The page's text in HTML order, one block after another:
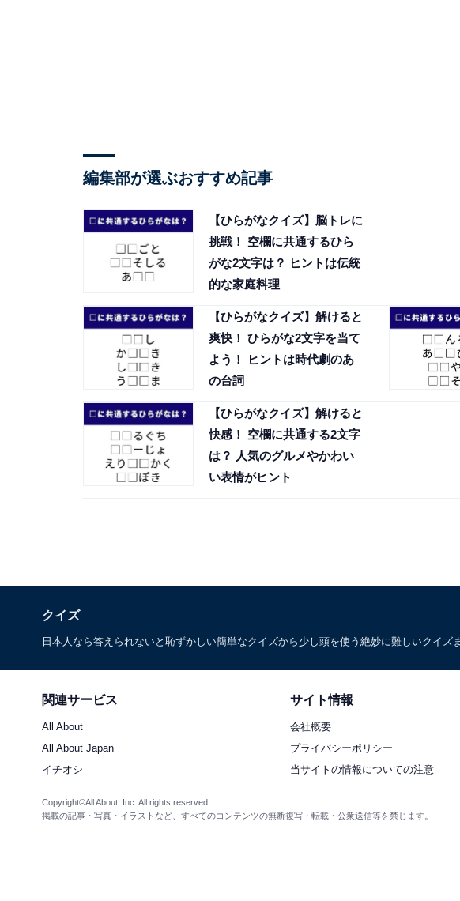
編集部が選ぶおすすめ記事
【ひらがなクイズ】脳トレに
挑戦！ 空欄に共通するひら
がな2文字は？ ヒントは伝統
的な家庭料理
【ひらがなクイズ】解けると
爽快！ ひらがな2文字を当て
よう！ ヒントは時代劇のあ
の台詞
【ひらがなクイズ】解けると
快感！ 空欄に共通する2文字
は？ 人気のグルメやかわい
い表情がヒント
クイズ
日本人なら答えられないと恥ずかしい簡単なクイズから少し頭を使う絶妙に難しいクイ
関連サービス
All About
All About Japan
イチオシ
サイト情報
会社概要
プライバシーポリシー
当サイトの情報についての注意
Copyright©All About, Inc. All rights reserved.
掲載の記事・写真・イラストなど、すべてのコンテンツの無断複写・転載・公衆送信等を禁じます。